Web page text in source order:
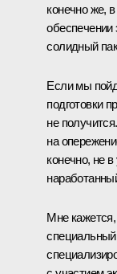
конечно же,
обеспечении
солидный
Если мы
подготовки
не
на
конечно, не
Мне кажется,